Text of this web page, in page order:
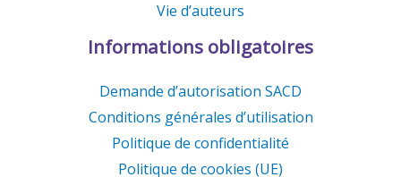
Vie d’auteurs
Informations obligatoires
Demande d’autorisation SACD
Conditions générales d’utilisation
Politique de confidentialité
Politique de cookies (UE)